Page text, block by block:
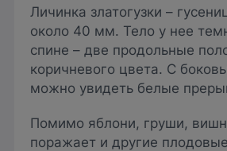
Личинка златогузки –
около 40 мм. Тело у нее
спине – две продольные
коричневого цвета. С
можно увидеть белые
Помимо яблони, груши,
поражает и другие